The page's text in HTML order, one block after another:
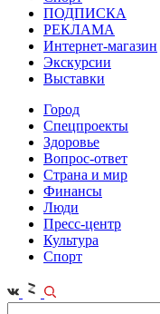
ПОДПИСКА
РЕКЛАМА
Интернет-магазин
Экскурсии
Выставки
Город
Спецпроекты
Здоровье
Вопрос-ответ
Страна и мир
Финансы
Люди
Пресс-центр
Культура
Спорт